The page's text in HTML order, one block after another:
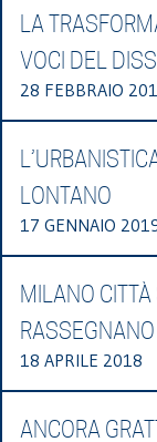
LA
VOCI DEL
28 FEBBRAIO
LONTANO
17 GENNAIO
MILANO
RASSEGNANO
18 APRILE 2018
ANCORA